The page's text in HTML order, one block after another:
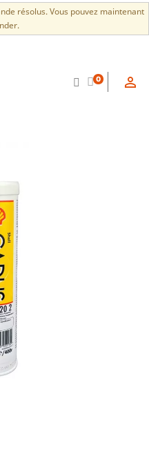
résolus. Vous pouvez maintenant
0 